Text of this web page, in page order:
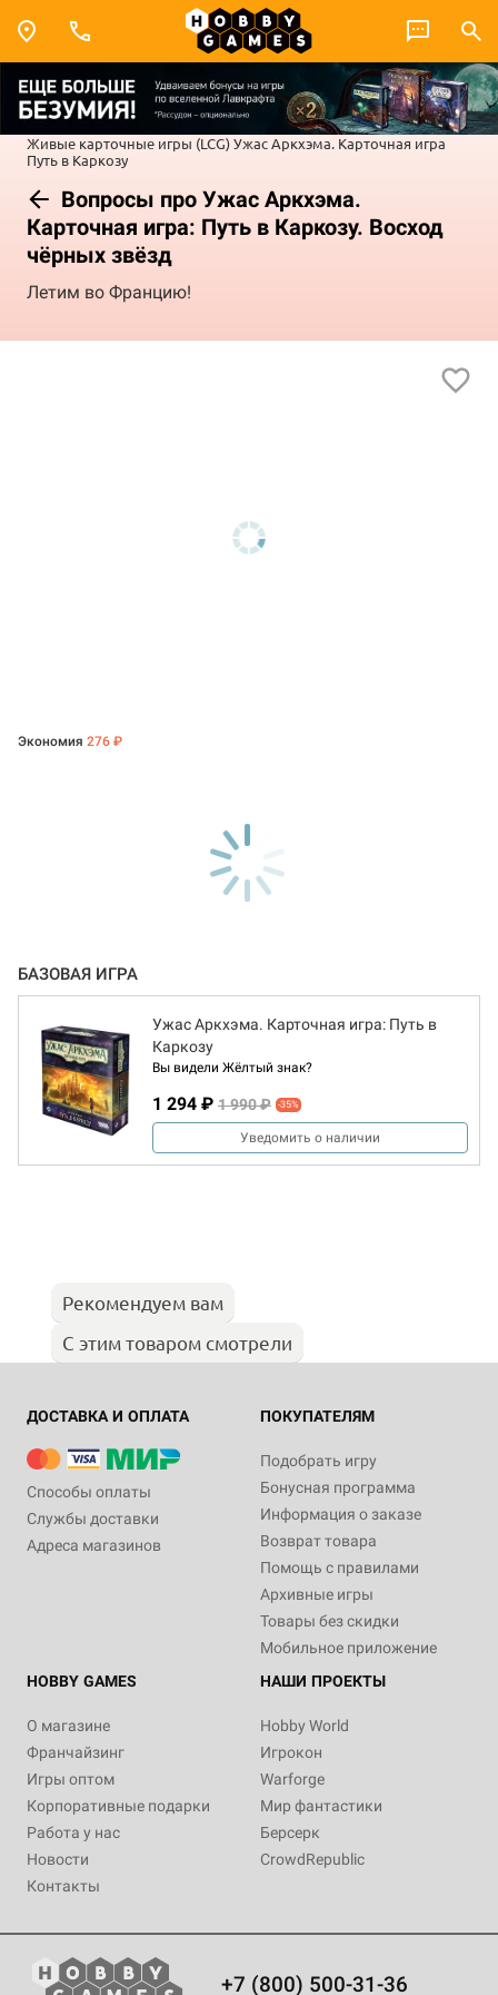
Живые карточные игры (LCG)Ужас Аркхэма. Карточная игра
Путь в Каркозу
Вопросы про Ужас Аркхэма.
Карточная игра: Путь в Каркозу. Восход
чёрных звёзд
Летим во Францию!
Экономия 276 ₽
БАЗОВАЯ ИГРА
Ужас Аркхэма. Карточная игра: Путь в
Каркозу
Вы видели Жёлтый знак?
1 294 ₽ 1 990 ₽ -35%
Уведомить о наличии
Рекомендуем вам
С этим товаром смотрели
ДОСТАВКА И ОПЛАТА
Способы оплаты
Службы доставки
Адреса магазинов
ПОКУПАТЕЛЯМ
Подобрать игру
Бонусная программа
Информация о заказе
Возврат товара
Помощь с правилами
Архивные игры
Товары без скидки
Мобильное приложение
HOBBY GAMES
О магазине
Франчайзинг
Игры оптом
Корпоративные подарки
Работа у нас
Новости
Контакты
НАШИ ПРОЕКТЫ
Hobby World
Игрокон
Warforge
Мир фантастики
Берсерк
CrowdRepublic
+7 (800) 500-31-36